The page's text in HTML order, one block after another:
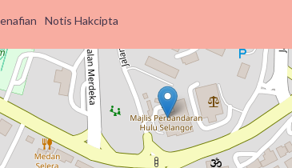
Notis Hakcipta